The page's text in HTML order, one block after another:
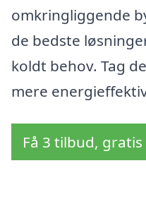
omkringliggende
de bedste
koldt behov. Tag
mere
Få 3 tilbud,